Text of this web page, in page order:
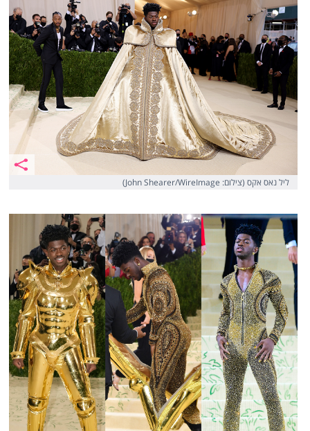
ליל נאס אקס (צילום: John Shearer/WireImage)